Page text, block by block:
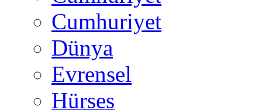
Cumhuriyet
Dünya
Evrensel
Hürses